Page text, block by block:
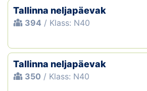
Tallinna neljapäevak
394 / Klass: N40
Tallinna neljapäevak
350 / Klass: N40